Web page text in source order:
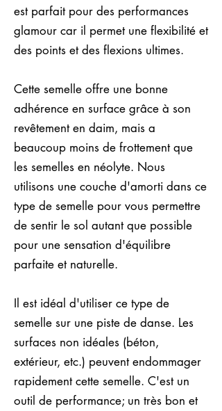
est parfait pour des performances
glamour car il permet une flexibilité et
des points et des flexions ultimes.
Cette semelle offre une bonne
adhérence en surface grâce à son
revêtement en daim, mais a
beaucoup moins de frottement que
les semelles en néolyte. Nous
utilisons une couche d'amorti dans ce
type de semelle pour vous permettre
de sentir le sol autant que possible
pour une sensation d'équilibre
parfaite et naturelle.
Il est idéal d'utiliser ce type de
semelle sur une piste de danse. Les
surfaces non idéales (béton,
extérieur, etc.) peuvent endommager
rapidement cette semelle. C'est un
outil de performance; un très bon et